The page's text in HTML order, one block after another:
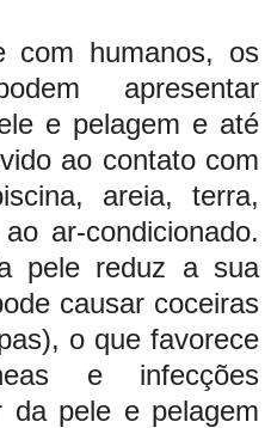
com humanos, os
apresentar
e pelagem e até
ao contato com
areia, terra,
ar-condicionado.
pele reduz a sua
causar coceiras
o que favorece
e infecções
da pele e pelagem